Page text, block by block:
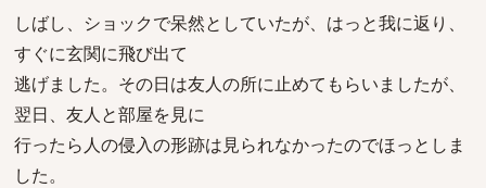
しばし、ショックで呆然としていたが、はっと我に返り、
すぐに玄関に飛び出て
逃げました。その日は友人の所に止めてもらいましたが、
翌日、友人と部屋を見に
行ったら人の侵入の形跡は見られなかったのでほっとしま
した。